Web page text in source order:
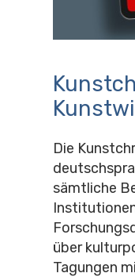
Die
sämtliche
über
Tagungen